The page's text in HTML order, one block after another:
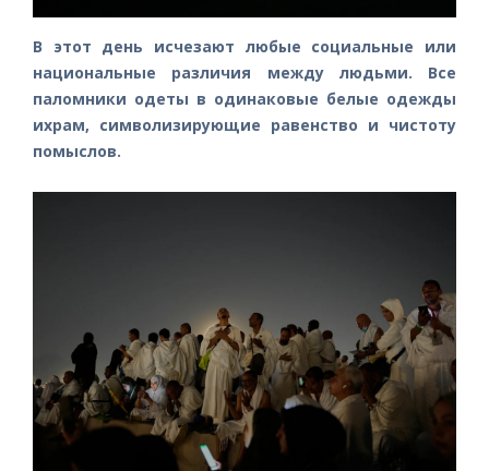
В этот день исчезают любые социальные или
национальные различия между людьми. Все
паломники одеты в одинаковые белые одежды
ихрам, символизирующие равенство и чистоту
помыслов.